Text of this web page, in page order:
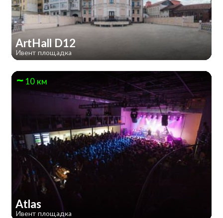
ArtHall D12
Ивент площадка
10 км
Atlas
Ивент площадка